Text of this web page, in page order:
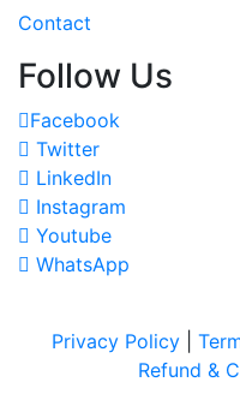
Contact
Follow Us
Facebook
Twitter
LinkedIn
Instagram
Youtube
WhatsApp
Privacy Policy
Refund &